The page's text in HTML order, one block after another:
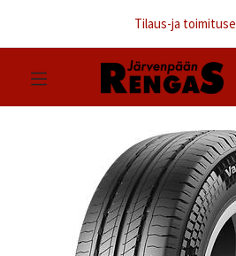
Tilaus-ja